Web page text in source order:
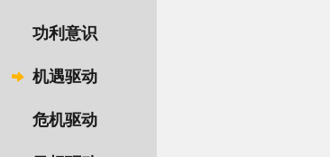
功利意识
机遇驱动
危机驱动